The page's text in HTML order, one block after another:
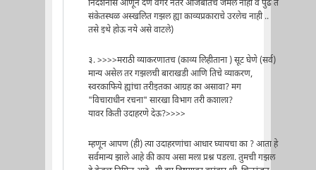
निदर्शनास आणून देणे वगैरे नंतर अजिबातच जमले नाही व पुढे ते
संकेतस्थळ अस्खलित गझल ह्या काव्यप्रकाराचे उरलेच नाही ..
तसे इथे होऊ नये असे वाटले)
३. >>>>मराठी व्याकरणातच (काव्य लिहीताना ) सूट घेणे (सर्व)
मान्य असेल तर गझलची बाराखडी आणि तिचे व्याकरण,
स्वरकाफिये ह्यांचा तरीइतका आग्रह का असावा? मग
"विचाराधीन रचना" सारखा विभाग तरी कशाला?
यावर किती उदाहरणे देऊ?>>>>
म्हणून आपण (ही) त्या उदाहरणांचा आधार घ्यायचा का ? आता हे
सर्वमान्य झाले आहे की काय असा मला प्रश्न पडला. तुमची गझल